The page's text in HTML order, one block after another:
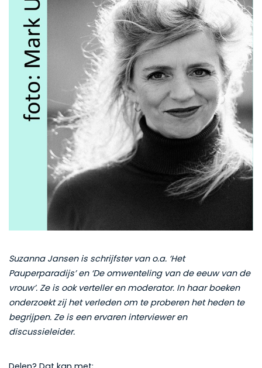
Suzanna Jansen is schrijfster van o.a. ‘Het
Pauperparadijs’ en ‘De omwenteling van de eeuw van de
vrouw’. Ze is ook verteller en moderator. In haar boeken
onderzoekt zij het verleden om te proberen het heden te
begrijpen. Ze is een ervaren interviewer en
discussieleider.